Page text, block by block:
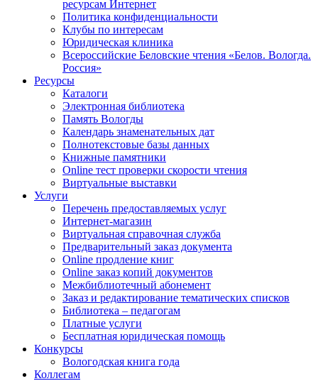
ресурсам Интернет
Политика конфиденциальности
Клубы по интересам
Юридическая клиника
Всероссийские Беловские чтения «Белов. Вологда.
Россия»
Ресурсы
Каталоги
Электронная библиотека
Память Вологды
Календарь знаменательных дат
Полнотекстовые базы данных
Книжные памятники
Online тест проверки скорости чтения
Виртуальные выставки
Услуги
Перечень предоставляемых услуг
Интернет-магазин
Виртуальная справочная служба
Предварительный заказ документа
Online продление книг
Online заказ копий документов
Межбиблиотечный абонемент
Заказ и редактирование тематических списков
Библиотека – педагогам
Платные услуги
Бесплатная юридическая помощь
Конкурсы
Вологодская книга года
Коллегам